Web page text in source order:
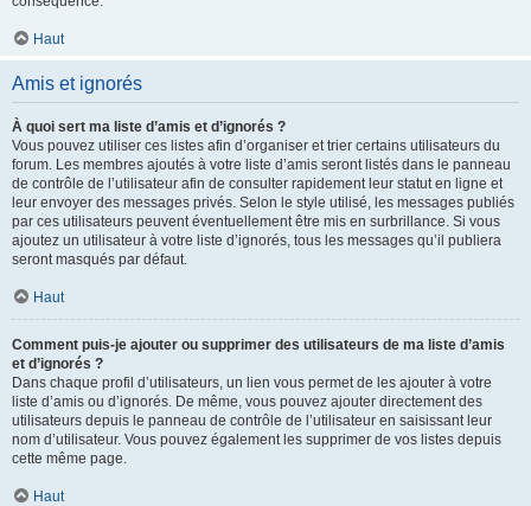
Haut
Amis et ignorés
À quoi sert ma liste d’amis et d’ignorés ?
Vous pouvez utiliser ces listes afin d’organiser et trier certains utilisateurs du
forum. Les membres ajoutés à votre liste d’amis seront listés dans le panneau
de contrôle de l’utilisateur afin de consulter rapidement leur statut en ligne et
leur envoyer des messages privés. Selon le style utilisé, les messages publiés
par ces utilisateurs peuvent éventuellement être mis en surbrillance. Si vous
ajoutez un utilisateur à votre liste d’ignorés, tous les messages qu’il publiera
seront masqués par défaut.
Haut
Comment puis-je ajouter ou supprimer des utilisateurs de ma liste d’amis
et d’ignorés ?
Dans chaque profil d’utilisateurs, un lien vous permet de les ajouter à votre
liste d’amis ou d’ignorés. De même, vous pouvez ajouter directement des
utilisateurs depuis le panneau de contrôle de l’utilisateur en saisissant leur
nom d’utilisateur. Vous pouvez également les supprimer de vos listes depuis
cette même page.
Haut